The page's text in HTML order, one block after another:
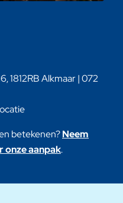
1812RB Alkmaar | 072
betekenen?Neem
onze aanpak.